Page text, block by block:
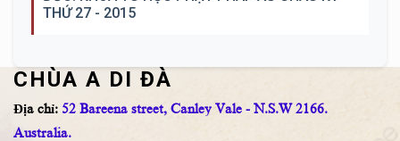
THỨ 27 - 2015
CHÙA A DI ĐÀ
Địa chỉ: 52 Bareena street, Canley Vale - N.S.W 2166.
Australia.